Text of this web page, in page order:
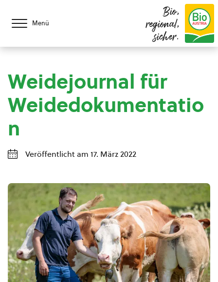
Menü
Bio,
regional,
sicher.
Weidejournal für
Weidedokumentatio
n
Veröffentlicht am 17. März 2022